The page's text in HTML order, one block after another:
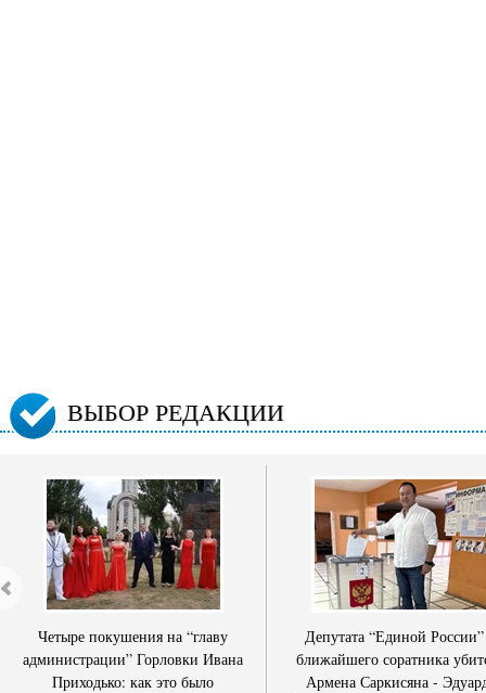
ВЫБОР РЕДАКЦИИ
Четыре покушения на “главу
администрации” Горловки Ивана
Приходько: как это было
Депутата “Единой
ближайшего соратника
Армена Саркисяна -